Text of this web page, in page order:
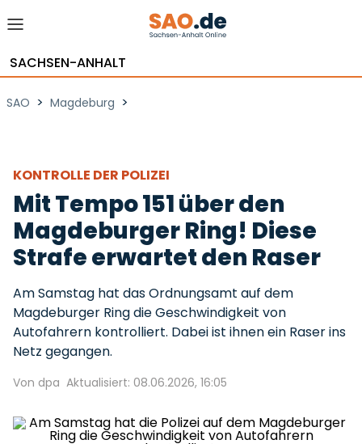
SACHSEN-ANHALT
SAO > Magdeburg >
KONTROLLE DER POLIZEI
Mit Tempo 151 über den
Magdeburger Ring! Diese
Strafe erwartet den Raser
Am Samstag hat das Ordnungsamt auf dem
Magdeburger Ring die Geschwindigkeit von
Autofahrern kontrolliert. Dabei ist ihnen ein Raser ins
Netz gegangen.
Von dpa Aktualisiert: 08.06.2026, 16:05